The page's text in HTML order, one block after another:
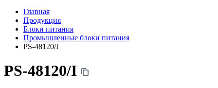
Главная
Продукция
Блоки питания
Промышленные блоки питания
PS-48120/I
PS-48120/I